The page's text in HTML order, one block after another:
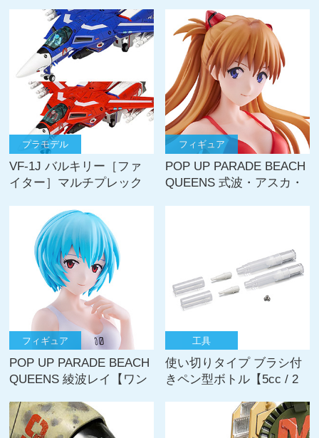
プラモデル
VF-1J バルキリー［ファ
イター］マルチプレック
フィギュア
POP UP PARADE BEACH
QUEENS 式波・アスカ・
フィギュア
POP UP PARADE BEACH
QUEENS 綾波レイ【ワン
工具
使い切りタイプ ブラシ付
きペン型ボトル【5cc / 2